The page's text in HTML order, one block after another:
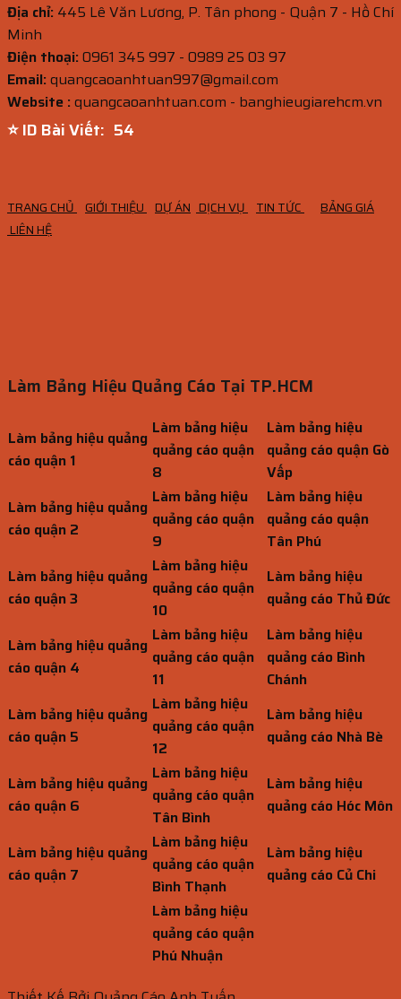
Địa chỉ: 445 Lê Văn Lương, P. Tân phong - Quận 7 - Hồ Chí
Minh
Điện thoại:0961 345 997 - 0989 25 03 97
Email:quangcaoanhtuan997@gmail.com
Website :quangcaoanhtuan.com - banghieugiarehcm.vn
⭐ ID Bài Viết: 53
TRANG CHỦ GIỚI THIỆU DỰ ÁN DỊCH VỤ TIN TỨC
BẢNG GIÁ
LIÊN HỆ
Làm Bảng Hiệu Quảng Cáo Tại TP.HCM
Làm bảng hiệu quảng
cáo quận 1
Làm bảng hiệu
quảng cáo quận
8
Làm bảng hiệu
quảng cáo quận Gò
Vấp
Làm bảng hiệu quảng
cáo quận 2
Làm bảng hiệu
quảng cáo quận
9
Làm bảng hiệu
quảng cáo quận
Tân Phú
Làm bảng hiệu quảng
cáo quận 3
Làm bảng hiệu
quảng cáo quận
10
Làm bảng hiệu
quảng cáo Thủ Đức
Làm bảng hiệu quảng
cáo quận 4
Làm bảng hiệu
quảng cáo quận
11
Làm bảng hiệu
quảng cáo Bình
Chánh
Làm bảng hiệu quảng
cáo quận 5
Làm bảng hiệu
quảng cáo quận
12
Làm bảng hiệu
quảng cáo Nhà Bè
Làm bảng hiệu quảng
cáo quận 6
Làm bảng hiệu
quảng cáo quận
Tân Bình
Làm bảng hiệu
quảng cáo Hóc Môn
Làm bảng hiệu quảng
cáo quận 7
Làm bảng hiệu
quảng cáo quận
Bình Thạnh
Làm bảng hiệu
quảng cáo Củ Chi
Làm bảng hiệu
quảng cáo quận
Phú Nhuận